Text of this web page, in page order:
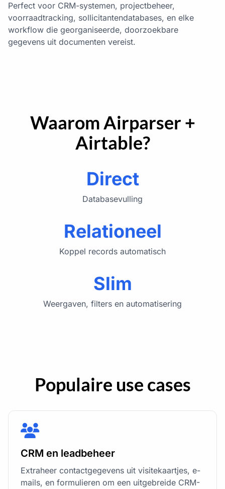
Perfect voor CRM-systemen, projectbeheer,
voorraadtracking, sollicitantendatabases, en elke
workflow die georganiseerde, doorzoekbare
gegevens uit documenten vereist.
Waarom Airparser +
Airtable?
Direct
Databasevulling
Relationeel
Koppel records automatisch
Slim
Weergaven, filters en automatisering
Populaire use cases
CRM en leadbeheer
Extraheer contactgegevens uit visitekaartjes, e-
mails, en formulieren om een uitgebreide CRM-